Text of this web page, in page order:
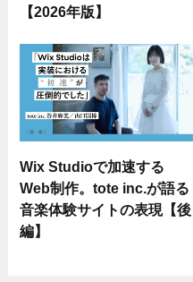
【2026年版】
Wix Studioで加速する
Web制作。tote inc.が語る
音楽体験サイトの表現【後
編】